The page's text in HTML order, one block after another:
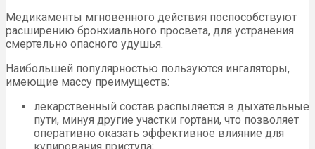
Медикаменты мгновенного действия поспособствуют
расширению бронхиального просвета, для устранения
смертельно опасного удушья.
Наибольшей популярностью пользуются ингаляторы,
имеющие массу преимуществ:
лекарственный состав распыляется в дыхательные
пути, минуя другие участки гортани, что позволяет
оперативно оказать эффективное влияние для